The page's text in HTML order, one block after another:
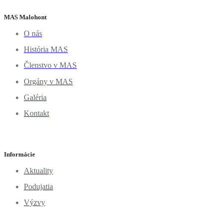
MAS Malohont
O nás
História MAS
Členstvo v MAS
Orgány v MAS
Galéria
Kontakt
Informácie
Aktuality
Podujatia
Výzvy